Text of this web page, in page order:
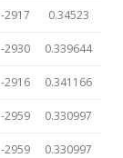
-2917 0.34523
-2930 0.339644
-2916 0.341166
-2959 0.330997
-2959 0.330997